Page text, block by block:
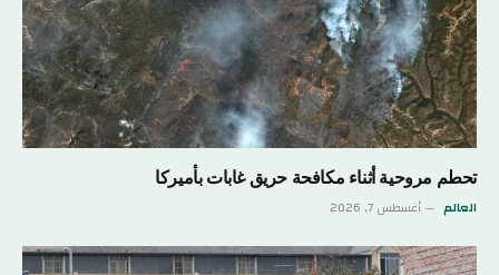
تحطم مروحية أثناء مكافحة حريق غابات بأميركا
العالم أغسطس 7, 2026